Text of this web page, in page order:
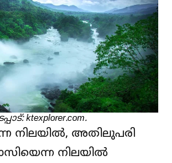
ktexplorer.com.
നിലയിൽ, അതിലുപരി
നിലയിൽ